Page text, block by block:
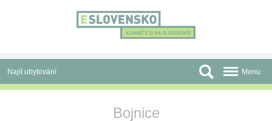
Najít ubytování Menu
Bojnice